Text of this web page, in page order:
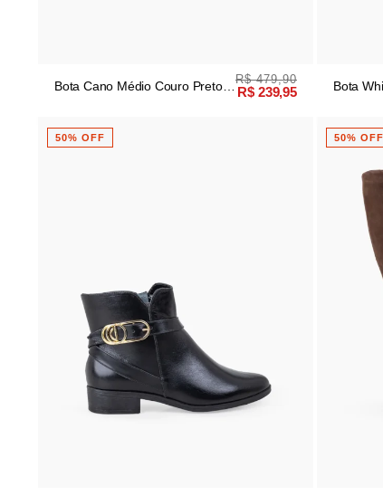
Bota Cano Médio Couro Preto
R$ 479,90
R$ 239,95
Bota
50% OFF 50% OFF